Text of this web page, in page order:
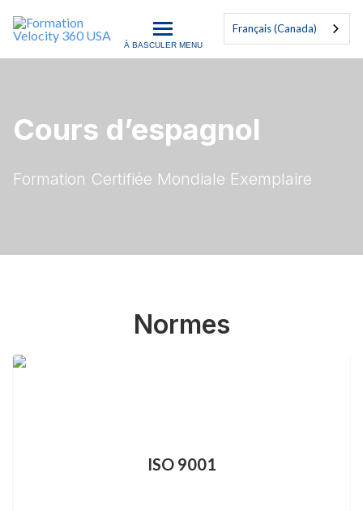
Formation Velocity 360
À BASCULER MENU
Français (Canada)
Cours d’espagnol
Formation Certifiée Mondiale Exemplaire
Normes
ISO 9001